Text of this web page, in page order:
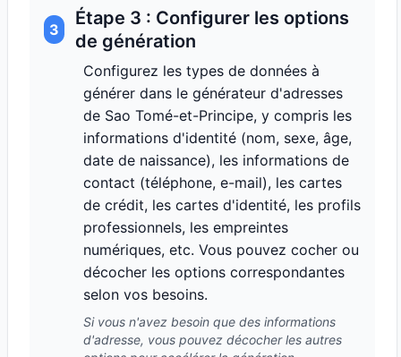
3
Étape 3 : Configurer les options
de génération
Configurez les types de données à
générer dans le générateur d'adresses
de Sao Tomé-et-Principe, y compris les
informations d'identité (nom, sexe, âge,
date de naissance), les informations de
contact (téléphone, e-mail), les cartes
de crédit, les cartes d'identité, les profils
professionnels, les empreintes
numériques, etc. Vous pouvez cocher ou
décocher les options correspondantes
selon vos besoins.
Si vous n'avez besoin que des informations
d'adresse, vous pouvez décocher les autres